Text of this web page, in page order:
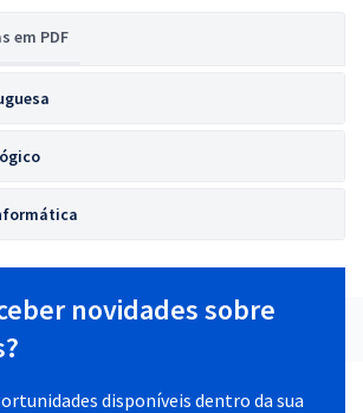
em PDF
novidades sobre
disponíveis dentro da sua